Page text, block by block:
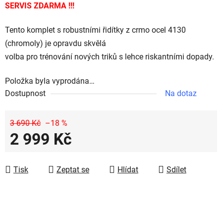
SERVIS ZDARMA !!!
Tento komplet s robustními řidítky z crmo ocel 4130
(chromoly) je opravdu skvělá
volba pro trénování nových triků s lehce riskantními dopady.
Položka byla vyprodána…
Dostupnost
Na dotaz
3 690 Kč –18 %
2 999 Kč
Tisk
Zeptat se Hlídat Sdílet